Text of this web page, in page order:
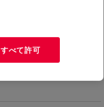
すべて許可